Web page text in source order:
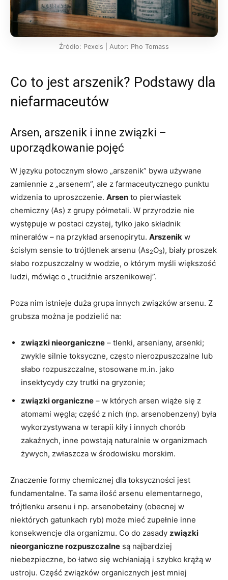
Źródło: Pexels | Autor: Pho Tomass
Co to jest arszenik? Podstawy dla
niefarmaceutów
Arsen, arszenik i inne związki –
uporządkowanie pojęć
W języku potocznym słowo „arszenik” bywa używane
zamiennie z „arsenem”, ale z farmaceutycznego punktu
widzenia to uproszczenie. Arsen to pierwiastek
chemiczny (As) z grupy półmetali. W przyrodzie nie
występuje w postaci czystej, tylko jako składnik
minerałów – na przykład arsenopirytu. Arszenik w
ścisłym sensie to trójtlenek arsenu (As2O3), biały proszek
słabo rozpuszczalny w wodzie, o którym myśli większość
ludzi, mówiąc o „truciźnie arszenikowej”.
Poza nim istnieje duża grupa innych związków arsenu. Z
grubsza można je podzielić na:
związki nieorganiczne – tlenki, arseniany, arsenki;
zwykle silnie toksyczne, często nierozpuszczalne lub
słabo rozpuszczalne, stosowane m.in. jako
insektycydy czy trutki na gryzonie;
związki organiczne – w których arsen wiąże się z
atomami węgla; część z nich (np. arsenobenzeny) była
wykorzystywana w terapii kiły i innych chorób
zakaźnych, inne powstają naturalnie w organizmach
żywych, zwłaszcza w środowisku morskim.
Znaczenie formy chemicznej dla toksyczności jest
fundamentalne. Ta sama ilość arsenu elementarnego,
trójtlenku arsenu i np. arsenobetainy (obecnej w
niektórych gatunkach ryb) może mieć zupełnie inne
konsekwencje dla organizmu. Co do zasady związki
nieorganiczne rozpuszczalne są najbardziej
niebezpieczne, bo łatwo się wchłaniają i szybko krążą w
ustroju. Część związków organicznych jest mniej